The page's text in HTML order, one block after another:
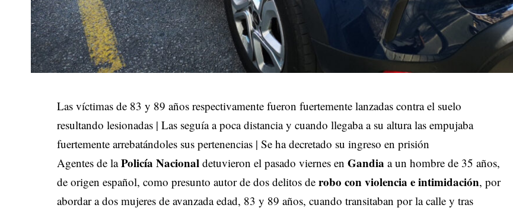
Las víctimas de 83 y 89 años respectivamente fueron fuertemente lanzadas contra el suelo
resultando lesionadas | Las seguía a poca distancia y cuando llegaba a su altura las empujaba
fuertemente arrebatándoles sus pertenencias | Se ha decretado su ingreso en prisión
Agentes de laPolicía Nacionaldetuvieron el pasado viernes enGandiaa un hombre de 35 años,
de origen español, como presunto autor de dos delitos derobo con violencia e intimidación, por
abordar a dos mujeres de avanzada edad, 83 y 89 años, cuando transitaban por la calle y tras